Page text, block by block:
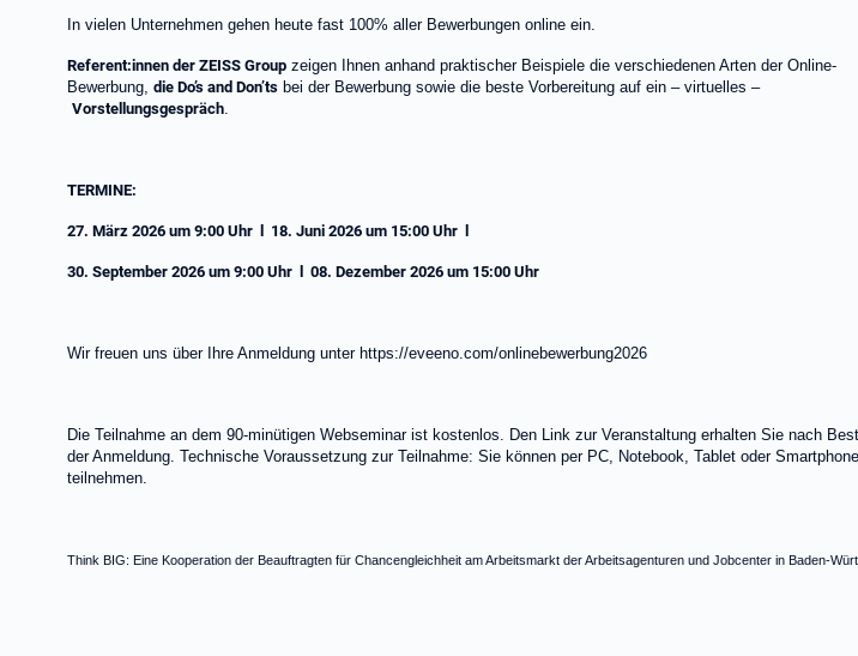
In vielen Unternehmen gehen heute fast 100% aller Bewerbungen online ein.
Referent:innen der ZEISS Group zeigen Ihnen anhand praktischer Beispiele die verschiedenen Arten der Online-
Bewerbung, die Do’s and Don’ts bei der Bewerbung sowie die beste Vorbereitung auf ein – virtuelles –
Vorstellungsgespräch.
TERMINE:
27. März 2026 um 9:00 Uhr l 18. Juni 2026 um 15:00 Uhr l
30. September 2026 um 9:00 Uhr l 08. Dezember 2026 um 15:00 Uhr
Wir freuen uns über Ihre Anmeldung unter https://eveeno.com/onlinebewerbung2026
Die Teilnahme an dem 90-minütigen Webseminar ist kostenlos. Den Link zur Veranstaltung erhalten Sie nach
der Anmeldung. Technische Voraussetzung zur Teilnahme: Sie können per PC, Notebook, Tablet oder Smartphone
teilnehmen.
Think BIG: Eine Kooperation der Beauftragten für Chancengleichheit am Arbeitsmarkt der Arbeitsagenturen und Jobcenter in Baden-